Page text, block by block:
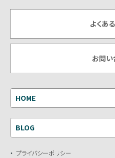
よくあ
お問い
HOME
BLOG
プライバシーポリシー